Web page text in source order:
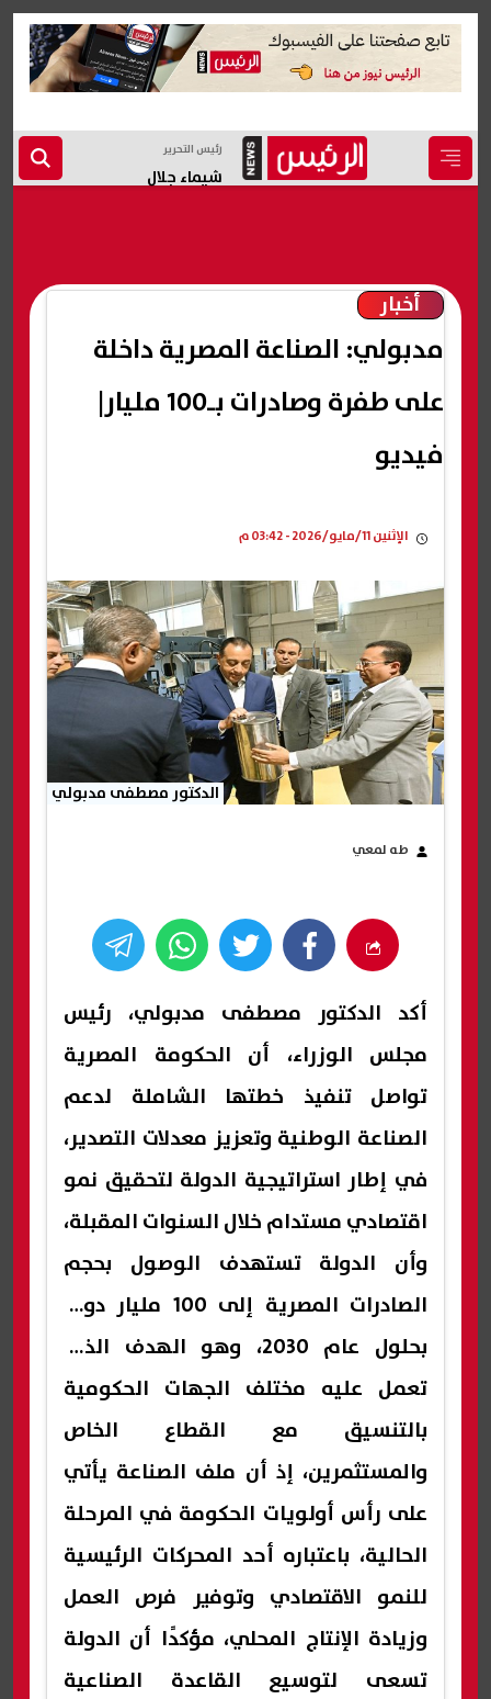
رئيس التحرير
شيماء جلال
أخبار
مدبولي: الصناعة المصرية داخلة
على طفرة وصادرات بـ100 مليار|
فيديو
الإثنين 11/مايو/2026 - 03:42 م
الدكتور مصطفى مدبولي
طه لمعي
أكد الدكتور مصطفى مدبولي، رئيس
مجلس الوزراء، أن الحكومة المصرية
تواصل تنفيذ خطتها الشاملة لدعم
الصناعة الوطنية وتعزيز معدلات التصدير،
في إطار استراتيجية الدولة لتحقيق نمو
اقتصادي مستدام خلال السنوات المقبلة،
وأن الدولة تستهدف الوصول بحجم
الصادرات المصرية إلى 100 مليار دولار
بحلول عام 2030، وهو الهدف الذي
تعمل عليه مختلف الجهات الحكومية
بالتنسيق مع القطاع الخاص
والمستثمرين، إذ أن ملف الصناعة يأتي
على رأس أولويات الحكومة في المرحلة
الحالية، باعتباره أحد المحركات الرئيسية
للنمو الاقتصادي وتوفير فرص العمل
وزيادة الإنتاج المحلي، مؤكدًا أن الدولة
تسعى لتوسيع القاعدة الصناعية